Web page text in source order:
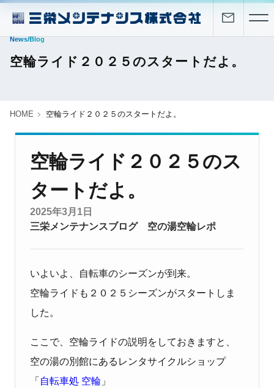
News/Blog
空輪ライド２０２５のスタートだよ。
HOME 空輪ライド２０２５のスタートだよ。
空輪ライド２０２５のス
タートだよ。
2025年3月1日
三栄メンテナンスブログ
空の湯空輪レポ
いよいよ、自転車のシーズンが到来。
空輪ライドも２０２５シーズンがスタートしま
した。
ここで、空輪ライドの説明をしておきますと、
空の湯の別館にあるレンタサイクルショップ
「 自転車処 空輪 」